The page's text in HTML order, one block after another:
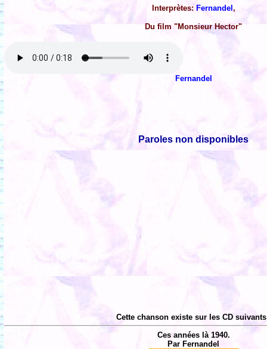
Interprètes: Fernandel ,
Du film "Monsieur Hector"
Fernandel
Paroles non disponibles
Cette chanson existe sur les CD
Ces années là 1940.
Par Fernandel